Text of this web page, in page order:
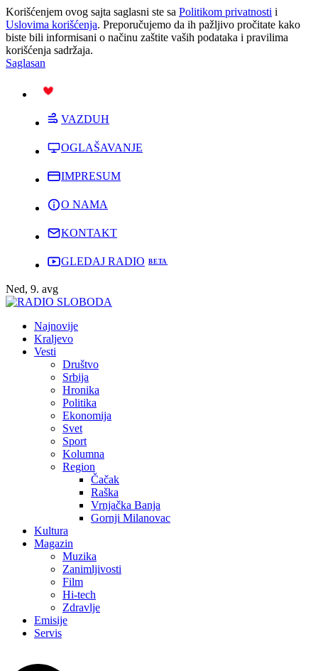
Korišćenjem ovog sajta saglasni ste sa Politikom privatnosti i
Uslovima korišćenja. Preporučujemo da ih pažljivo pročitate kako
biste bili informisani o načinu zaštite vaših podataka i pravilima
korišćenja sadržaja.
Saglasan
VAZDUH
OGLAŠAVANJE
IMPRESUM
O NAMA
KONTAKT
GLEDAJ RADIO
Ned, 9. avg
Najnovije
Kraljevo
Vesti
Društvo
Srbija
Hronika
Politika
Ekonomija
Svet
Sport
Kolumna
Region
Čačak
Raška
Vrnjačka Banja
Gornji Milanovac
Kultura
Magazin
Muzika
Zanimljivosti
Film
Hi-tech
Zdravlje
Emisije
Servis